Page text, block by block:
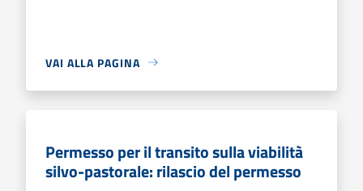
VAI ALLA PAGINA
Permesso per il transito sulla viabilità
silvo-pastorale: rilascio del permesso